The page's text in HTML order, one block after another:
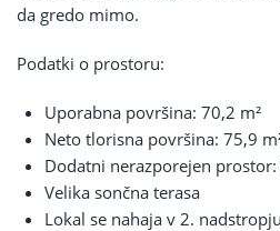
da gredo mimo.
Podatki o prostoru:
Uporabna površina: 70,2 m²
Neto tlorisna površina: 75,9
Dodatni nerazporejen prostor:
Velika sončna terasa
Lokal se nahaja v 2.